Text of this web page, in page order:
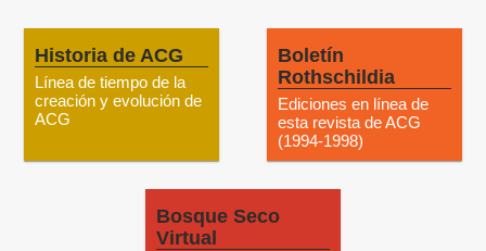
Historia de ACG
Línea de tiempo de la
creación y evolución de
ACG
Boletín
Rothschildia
Ediciones en línea de
esta revista de ACG
(1994-1998)
Bosque Seco
Virtual